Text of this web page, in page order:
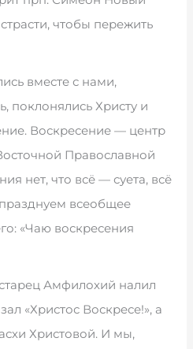
чтобы пережить
вместе с нами,
поклонялись Христу и
Воскресение — центр
Православной
нет, что всё — суета, всё
всеобщее
«Чаю воскресения
Амфилохий налил
«Христос Воскресе!», а
Христовой. И мы,